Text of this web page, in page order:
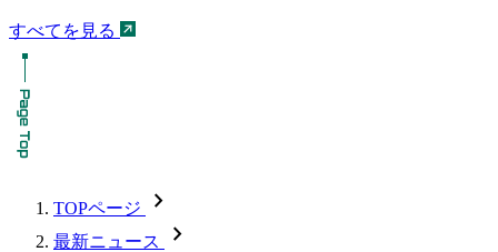
すべてを見る
TOPページ chevron_forward
最新ニュース chevron_forward